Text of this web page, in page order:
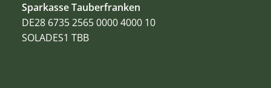
Sparkasse Tauberfranken
DE28 6735 2565 0000 4000 10
SOLADES1 TBB